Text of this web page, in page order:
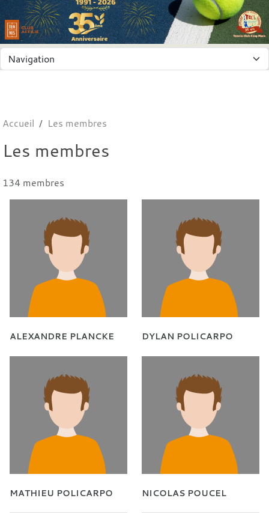
Accueil Les membres
Les membres
134 membres
ALEXANDRE PLANCKE DYLAN POLICARPO
MATHIEU POLICARPO NICOLAS POUCEL
Panneau de gestion des cookies